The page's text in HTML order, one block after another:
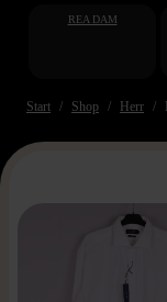
REA DAM
Start Shop Herr